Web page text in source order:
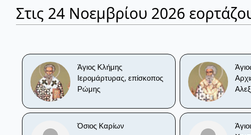
Στις 24 Νοεμβρίου 2026
Άγιος Κλήμης
Ιερομάρτυρας, επίσκοπος
Ρώμης
Όσιος Καρίων